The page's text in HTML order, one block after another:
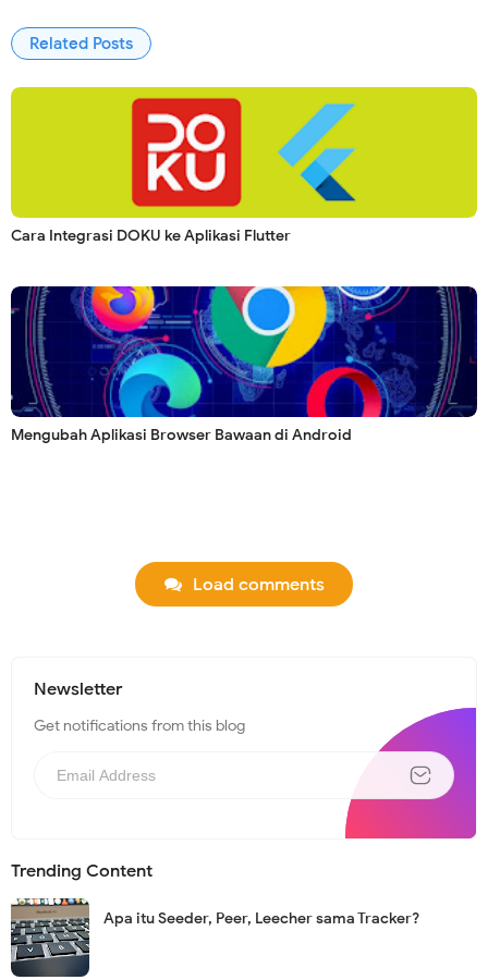
Related Posts
Cara Integrasi DOKU ke Aplikasi Flutter
Mengubah Aplikasi Browser Bawaan di Android
Load comments
Newsletter
Get notifications from this blog
t
t
e
r
Trending Content
Apa itu Seeder, Peer, Leecher sama Tracker?